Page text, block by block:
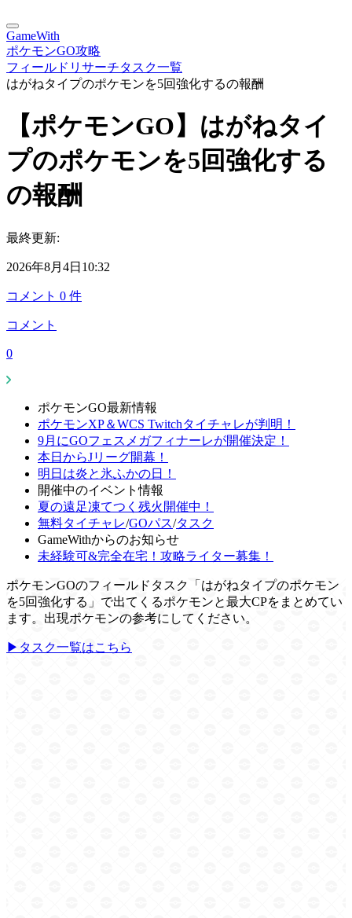
GameWith
ポケモンGO攻略
フィールドリサーチタスク一覧
はがねタイプのポケモンを5回強化するの報酬
【ポケモンGO】はがねタイ
プのポケモンを5回強化する
の報酬
最終更新:
2026年8月4日10:32
コメント 0 件
コメント
0
ポケモンGO最新情報
ポケモンXP＆WCS Twitchタイチャレが判明！
9月にGOフェスメガフィナーレが開催決定！
本日からJリーグ開幕！
明日は炎と氷ふかの日！
開催中のイベント情報
夏の遠足凍てつく残火開催中！
無料タイチャレ/GOパス/タスク
GameWithからのお知らせ
未経験可&完全在宅！攻略ライター募集！
ポケモンGOのフィールドタスク「はがねタイプのポケモン
を5回強化する」で出てくるポケモンと最大CPをまとめてい
ます。出現ポケモンの参考にしてください。
▶タスク一覧はこちら